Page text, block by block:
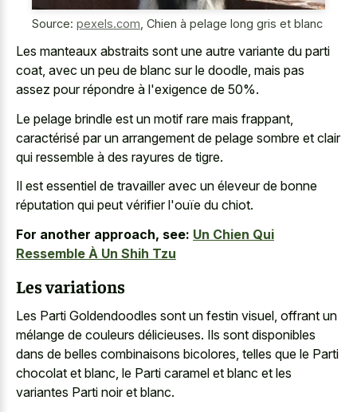
Source: pexels.com Chien à pelage long gris et blanc
Les manteaux abstraits sont une autre variante du parti
coat, avec un peu de blanc sur le doodle, mais pas
assez pour répondre à l'exigence de 50%.
Le pelage brindle est un motif rare mais frappant,
caractérisé par un arrangement de pelage sombre et clair
qui ressemble à des rayures de tigre.
Il est essentiel de travailler avec un éleveur de bonne
réputation qui peut vérifier l'ouïe du chiot.
For another approach, see: Un Chien Qui
Ressemble À Un Shih Tzu
Les variations
Les Parti Goldendoodles sont un festin visuel, offrant un
mélange de couleurs délicieuses. Ils sont disponibles
dans de belles combinaisons bicolores, telles que le Parti
chocolat et blanc, le Parti caramel et blanc et les
variantes Parti noir et blanc.